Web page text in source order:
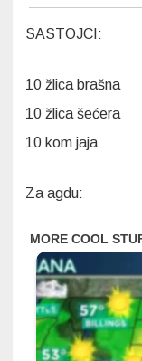
SASTOJCI:
10 žlica brašna
10 žlica šećera
10 kom jaja
Za agdu: